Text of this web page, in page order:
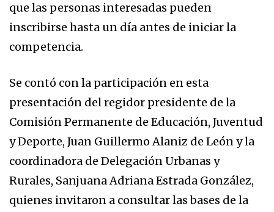
que las personas interesadas pueden
inscribirse hasta un día antes de iniciar la
competencia.
Se contó con la participación en esta
presentación del regidor presidente de la
Comisión Permanente de Educación, Juventud
y Deporte, Juan Guillermo Alaniz de León y la
coordinadora de Delegación Urbanas y
Rurales, Sanjuana Adriana Estrada González,
quienes invitaron a consultar las bases de la